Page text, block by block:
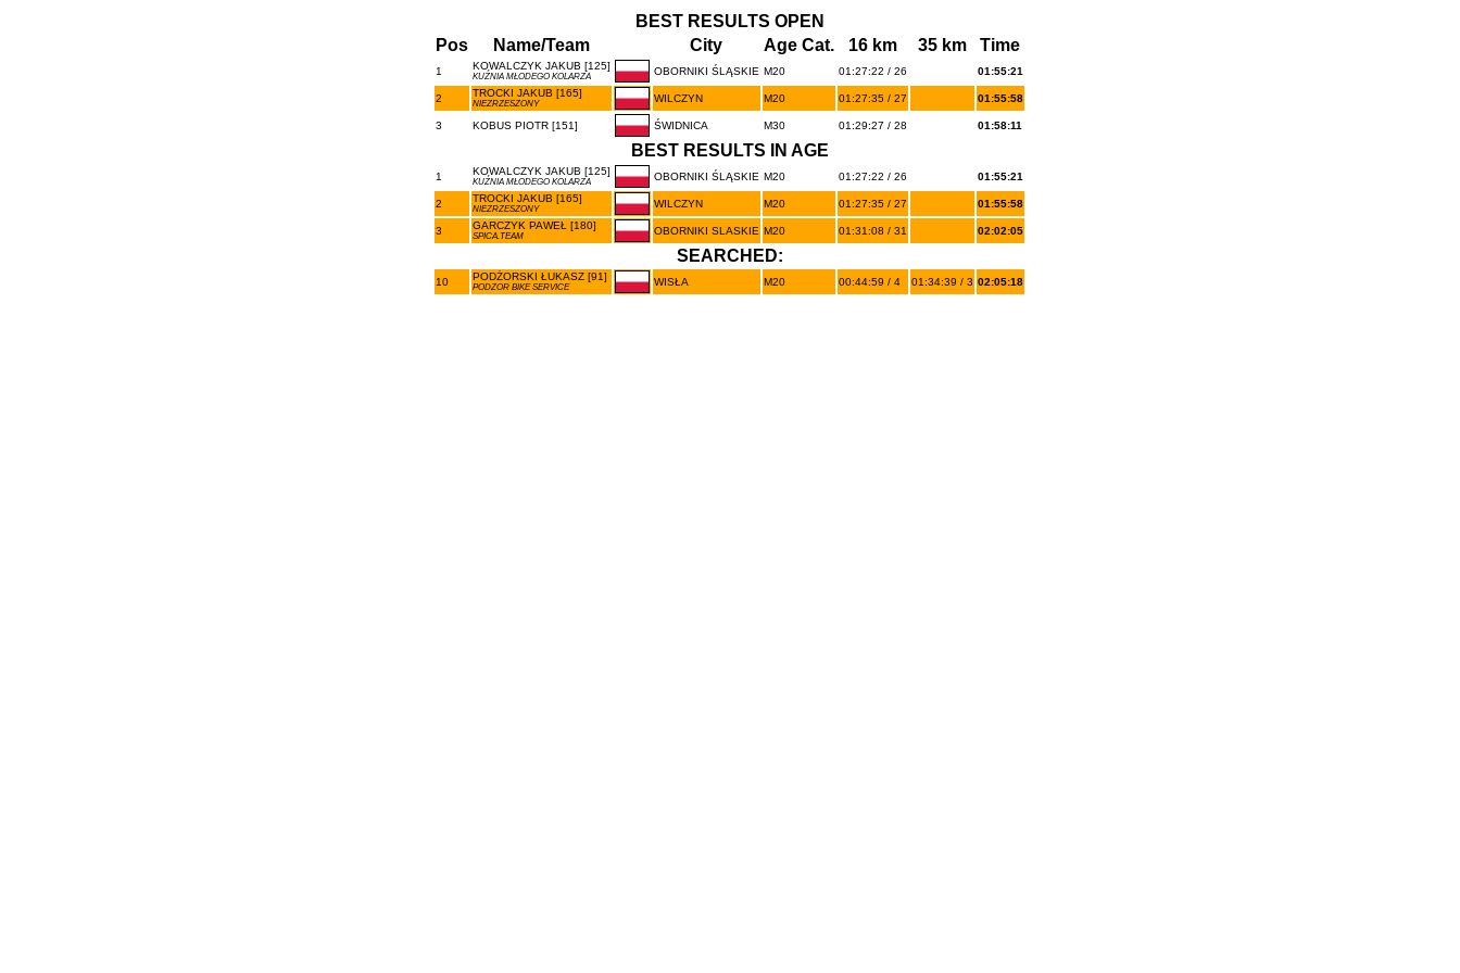
BEST RESULTS OPEN
Pos
Name/Team City Age Cat. 16 km 35 km Time
1 KOWALCZYK JAKUB [125]
KUŹNIA MŁODEGO KOLARZA OBORNIKI ŚLĄSKIE M20 01:27:22 / 26 01:55:21
2 TROCKI JAKUB [165]
NIEZRZESZONY WILCZYN M20 01:27:35 / 27 01:55:58
3 KOBUS PIOTR [151] ŚWIDNICA M30 01:29:27 / 28 01:58:11
BEST RESULTS IN AGE
1 KOWALCZYK JAKUB [125]
KUŹNIA MŁODEGO KOLARZA OBORNIKI ŚLĄSKIE M20 01:27:22 / 26 01:55:21
2 TROCKI JAKUB [165]
NIEZRZESZONY WILCZYN M20 01:27:35 / 27 01:55:58
3 GARCZYK PAWEŁ [180]
SPICA.TEAM OBORNIKI SLASKIE M20 01:31:08 / 31 02:02:05
SEARCHED:
10 PODŻORSKI ŁUKASZ [91]
PODZOR BIKE SERVICE WISŁA M20 00:44:59 / 4 01:34:39 / 3 02:05:18